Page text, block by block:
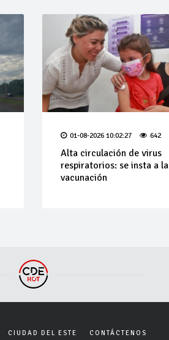
01-08-2026 10:02:27 642
Alta circulación de virus
respiratorios: se insta a la
vacunación
CIUDAD DEL ESTE CONTÁCTENOS